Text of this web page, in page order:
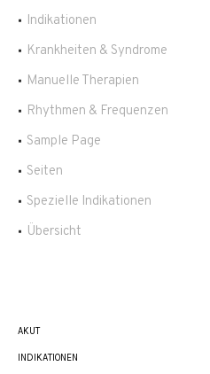
Indikationen
Krankheiten & Syndrome
Manuelle Therapien
Rhythmen & Frequenzen
Sample Page
Seiten
Spezielle Indikationen
Übersicht
AKUT
INDIKATIONEN